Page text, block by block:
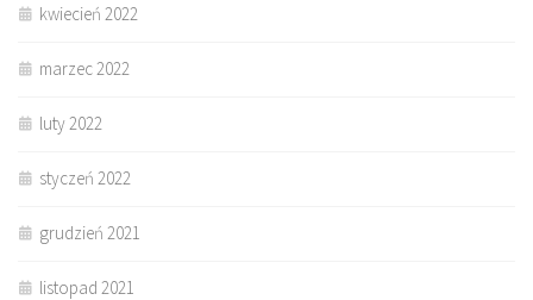
kwiecień 2022
marzec 2022
luty 2022
styczeń 2022
grudzień 2021
listopad 2021